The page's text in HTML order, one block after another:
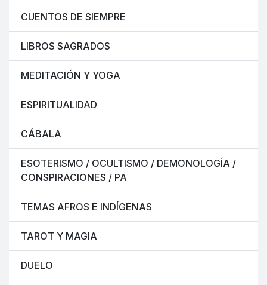
CUENTOS DE SIEMPRE
LIBROS SAGRADOS
MEDITACIÓN Y YOGA
ESPIRITUALIDAD
CÁBALA
ESOTERISMO / OCULTISMO / DEMONOLOGÍA /
CONSPIRACIONES / PA
TEMAS AFROS E INDÍGENAS
TAROT Y MAGIA
DUELO